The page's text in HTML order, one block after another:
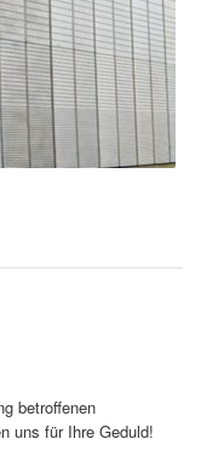
betroffenen
uns für Ihre Geduld!